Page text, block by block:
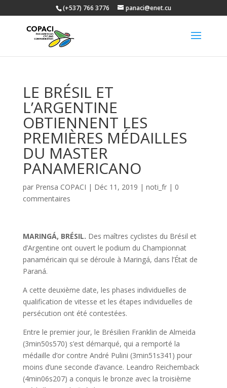
(+537) 766 3776 panaci@enet.cu
LE BRÉSIL ET
L’ARGENTINE
OBTIENNENT LES
PREMIÈRES MÉDAILLES
DU MASTER
PANAMERICANO
par Prensa COPACI | Déc 11, 2019 | noti_fr| 0
commentaires
MARINGÁ, BRÉSIL. Des maîtres cyclistes du Brésil et
d’Argentine ont ouvert le podium du Championnat
panaméricain qui se déroule à Maringá, dans l’État de
Paraná.
A cette deuxième date, les phases individuelles de
qualification de vitesse et les étapes individuelles de
persécution ont été contestées.
Entre le premier jour, le Brésilien Franklin de Almeida
(3min50s570) s’est démarqué, qui a remporté la
médaille d’or contre André Pulini (3min51s341) pour
moins d’une seconde d’avance. Leandro Reichemback
(4min06s207) a conquis le bronze avec la troisième